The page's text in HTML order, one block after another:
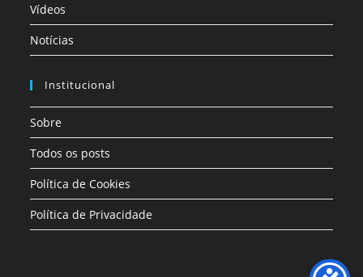
Vídeos
Notícias
Institucional
Sobre
Todos os posts
Política de Cookies
Política de Privacidade